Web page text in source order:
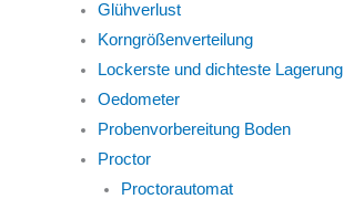
Glühverlust
Korngrößenverteilung
Lockerste und dichteste Lagerung
Oedometer
Probenvorbereitung Boden
Proctor
Proctorautomat